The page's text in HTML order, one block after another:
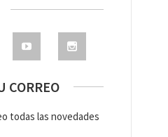
CORREO
todas las novedades